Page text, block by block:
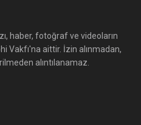
haber, fotoğraf ve videoların
Vakfı'na aittir. İzin alınmadan,
alıntılanamaz.